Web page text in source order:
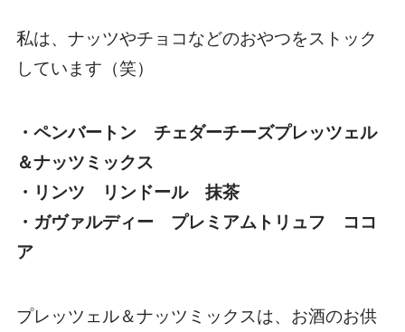
私は、ナッツやチョコなどのおやつをストック
しています（笑）
・ペンバートン チェダーチーズプレッツェル
＆ナッツミックス
・リンツ リンドール 抹茶
・ガヴァルディー プレミアムトリュフ ココ
ア
プレッツェル＆ナッツミックスは、お酒のお供